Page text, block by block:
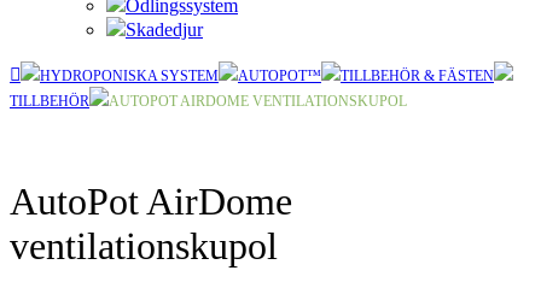
Odlingssystem
Skadedjur
HYDROPONISKA SYSTEM AUTOPOT™
TILLBEHÖR & FÄSTEN
TILLBEHÖR
AUTOPOT AIRDOME VENTILATIONSKUPOL
AutoPot AirDome
ventilationskupol